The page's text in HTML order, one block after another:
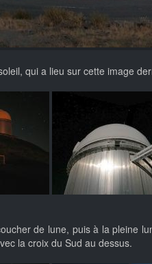
qui a lieu sur cette image
de lune, puis à la pleine
la croix du Sud au dessus.